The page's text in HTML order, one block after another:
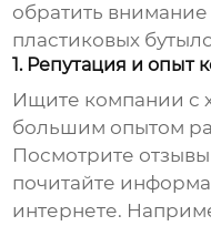
обратить
пластиковых
1. Репутация и опыт
Ищите компании с
большим опытом
Посмотрите
почитайте
интернете.